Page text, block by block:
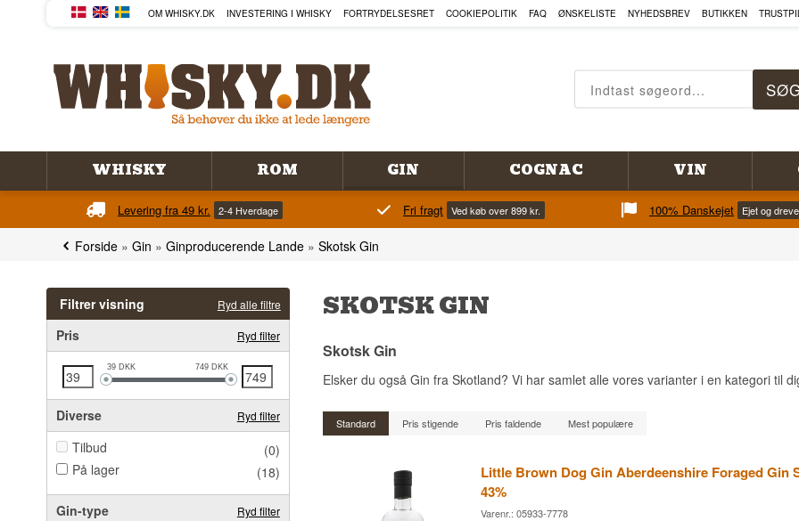
OM WHISKY.DK INVESTERING I WHISKY FORTRYDELSESRET COOKIEPOLITIK FAQ ØNSKELISTE NYHEDSBREV BUTIKKEN
WHISKY ROM GIN COGNAC VIN
Levering fra 49 kr. 2-4 Hverdage Fri fragt Ved køb over 899 kr. 100% Danskejet Ejet og
Forside » Gin » Ginproducerende Lande » Skotsk Gin
Filtrer visning Ryd alle filtre
Pris Ryd filter
39 DKK 749 DKK
Diverse Ryd filter
Tilbud
(0)
På lager
(18)
Gin-type Ryd filter
SKOTSK GIN
Skotsk Gin
Elsker du også Gin fra Skotland? Vi har samlet alle vores varianter i en kategori til
Standard Pris stigende Pris faldende Mest populære
Little Brown Dog Gin Aberdeenshire Foraged Gin
43%
Varenr.: 05933-7778